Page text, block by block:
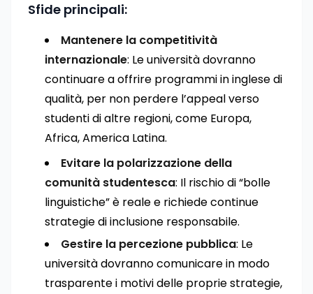
Sfide principali:
Mantenere la competitività
internazionale: Le università dovranno
continuare a offrire programmi in inglese di
qualità, per non perdere l’appeal verso
studenti di altre regioni, come Europa,
Africa, America Latina.
Evitare la polarizzazione della
comunità studentesca: Il rischio di “bolle
linguistiche” è reale e richiede continue
strategie di inclusione responsabile.
Gestire la percezione pubblica: Le
università dovranno comunicare in modo
trasparente i motivi delle proprie strategie,